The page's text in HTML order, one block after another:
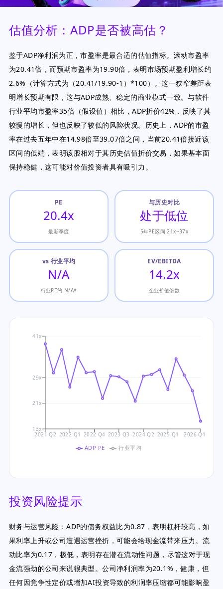
估值分析：ADP是否被高估？
鉴于ADP净利润为正，市盈率是最合适的估值指标。滚动市盈率
为20.41倍，而预期市盈率为19.90倍，表明市场预期盈利增长约
2.6%（计算方式为（20.41/19.90-1）*100）。这一狭窄差距表
明增长预期有限，这与ADP成熟、稳定的商业模式一致。与软件
行业平均市盈率35倍（假设值）相比，ADP折价42%，反映了其
较慢的增长，但也反映了较低的风险状况。历史上，ADP的市盈
率在过去五年中在14.98倍至39.07倍之间，当前20.41倍接近该
区间的低端，表明该股相对于其历史估值折价交易，如果基本面
保持稳健，这可能对价值投资者具有吸引力。
PE
20.4x
最新季度
与历史对比
处于低位
5年PE区间 21x~37x
vs 行业平均
N/A
行业PE约 N/A*
EV/EBITDA
14.2x
企业价值倍数
2021 Q2 2022 Q1 2022 Q4 2023 Q3 2024 Q2 2025 Q1 2026 Q1
13x
21x
29x
41x
ADP PE 行业平均
投资风险提示
财务与运营风险：ADP的债务权益比为0.87，表明杠杆较高，如
果利率上升或公司遭遇运营挫折，可能会给现金流带来压力。流
动比率为0.17，极低，表明存在潜在流动性问题，尽管这对于现
金流强劲的公司来说很典型。公司净利润率为20.1%，健康，但
任何因竞争性定价或增加AI投资导致的利润率压缩都可能影响盈